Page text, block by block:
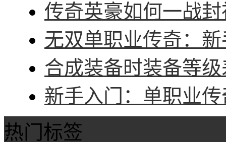
传奇英豪如何一战
无双单职业传奇：
合成装备时装备等
新手入门：单职业
热门标签